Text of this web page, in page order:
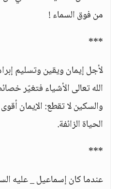
من فوق السماء !
***
لأجل إيمان ويقين وتسليم
الله تعالى الأشياء فتغيّر
والسكين لا تقطع: الإيمان
الحياة الزائفة.
***
عندما كان إسماعيل _ عليه